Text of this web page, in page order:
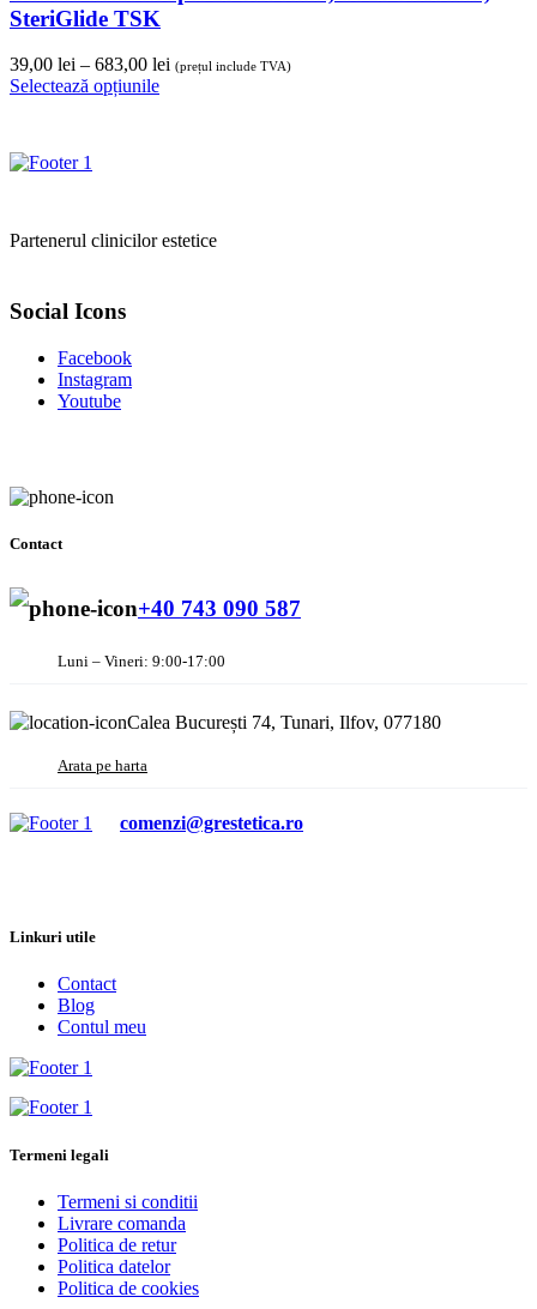
SteriGlide TSK
39,00 lei – 683,00 lei Interval
(prețul include TVA)
Selectează opțiunile
Partenerul clinicilor estetice
Social Icons
Facebook
Instagram
Youtube
Contact
+40 743 090 587
Luni – Vineri: 9:00-17:00
Calea București 74, Tunari, Ilfov, 077180
Arata pe harta
comenzi@grestetica.ro
Linkuri utile
Contact
Blog
Contul meu
Termeni legali
Termeni si conditii
Livrare comanda
Politica de retur
Politica datelor
Politica de cookies